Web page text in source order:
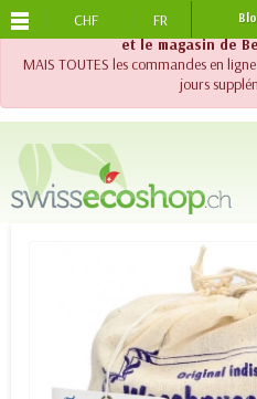
!! Important !! Jusqu'au 20
et le magasin de
MAIS TOUTES les commandes en
jours
CHF FR